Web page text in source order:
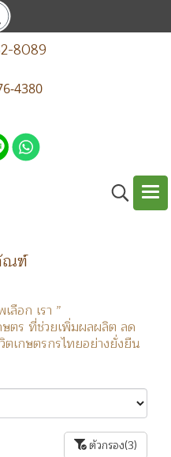
8089
4380
ณฑ์
ลือก เรา ”
ษตร ที่ช่วยเพิ่มผลผลิต ลด
เกษตรกรไทยอย่างยั่งยืน
ตัวกรอง(3)